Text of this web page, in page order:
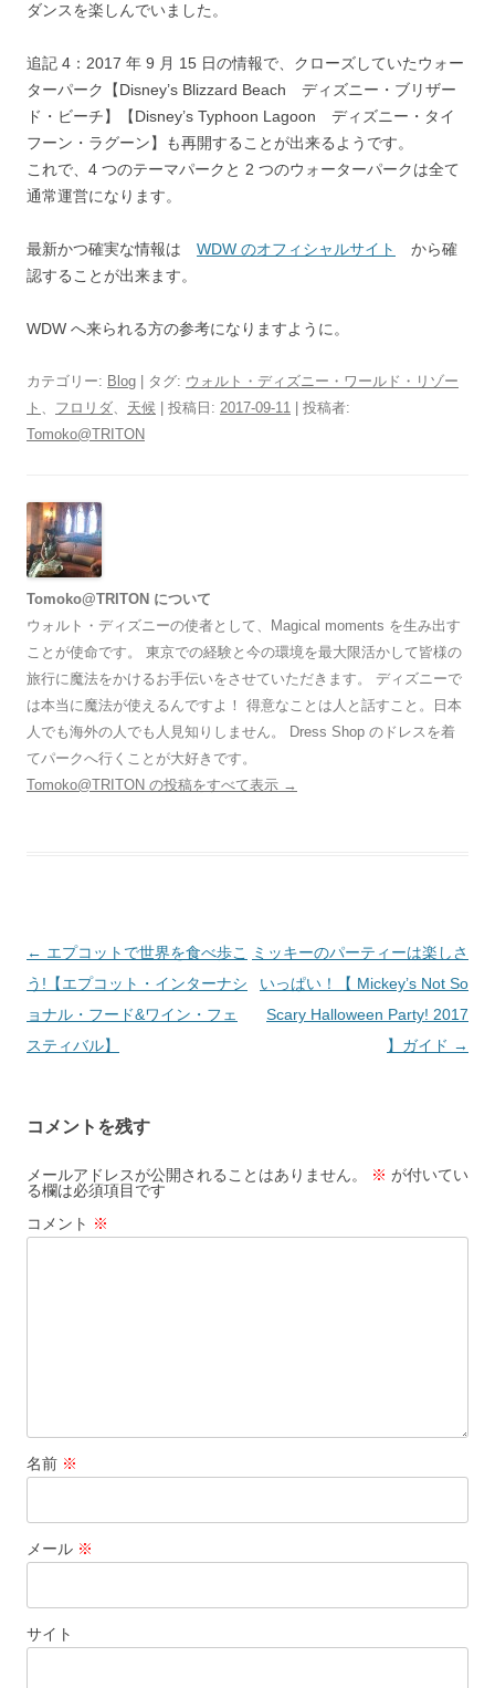
ダンスを楽しんでいました。
追記 4：2017 年 9 月 15 日の情報で、クローズしていたウォー
ターパーク【Disney’s Blizzard Beach ディズニー・ブリザー
ド・ビーチ】【Disney’s Typhoon Lagoon ディズニー・タイ
フーン・ラグーン】も再開することが出来るようです。
これで、4 つのテーマパークと 2 つのウォーターパークは全て
通常運営になります。
最新かつ確実な情報は WDW のオフィシャルサイト
から確
認することが出来ます。
WDW へ来られる方の参考になりますように。
カテゴリー: Blog | タグ: ウォルト・ディズニー・ワールド・リゾー
ト 、 フロリダ、 天候 | 投稿日: 2017-09-11
投稿者:
Tomoko@TRITON
Tomoko@TRITON について
ウォルト・ディズニーの使者として、Magical moments を生み出す
ことが使命です。 東京での経験と今の環境を最大限活かして皆様の
旅行に魔法をかけるお手伝いをさせていただきます。 ディズニーで
は本当に魔法が使えるんですよ！ 得意なことは人と話すこと。日本
人でも海外の人でも人見知りしません。 Dress Shop のドレスを着
てパークへ行くことが大好きです。
Tomoko@TRITON の投稿をすべて表示 →
投
稿
ナ
ビ
シ
ョ
ン
← エプコットで世界を食べ歩こ
う!【エプコット・インターナシ
ョナル・フード&ワイン・フェ
スティバル】
ミッキーのパーティーは楽しさ
いっぱい！【 Mickey’s Not So
Scary Halloween Party! 2017
】ガイド →
コメントを残す
メールアドレスが公開されることはありません。 ※ が付いてい
る欄は必須項目です
コメント ※
名前 ※
メール ※
サイト